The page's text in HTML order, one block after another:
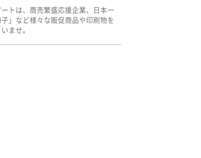
トは、商売繁盛応援企業、日本一
」など様々な販促商品や印刷物を
ませ。